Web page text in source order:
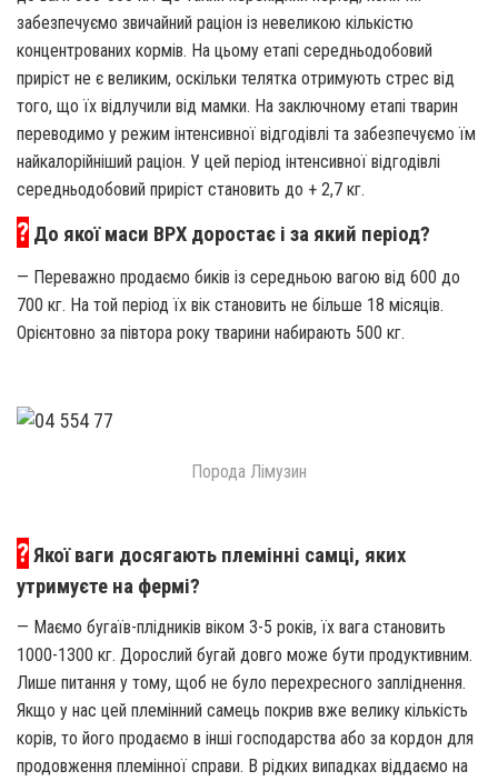
забезпечуємо звичайний раціон із невеликою кількістю
концентрованих кормів. На цьому етапі середньодобовий
приріст не є великим, оскільки телятка отримують стрес від
того, що їх відлучили від мамки. На заключному етапі тварин
переводимо у режим інтенсивної відгодівлі та забезпечуємо їм
найкалорійніший раціон. У цей період інтенсивної відгодівлі
середньодобовий приріст становить до + 2,7 кг.
? До якої маси ВРХ доростає і за який період?
— Переважно продаємо биків із середньою вагою від 600 до
700 кг. На той період їх вік становить не більше 18 місяців.
Орієнтовно за півтора року тварини набирають 500 кг.
Порода Лімузин
?Якої ваги досягають племінні самці, яких
утримуєте на фермі?
— Маємо бугаїв-плідників віком 3-5 років, їх вага становить
1000-1300 кг. Дорослий бугай довго може бути продуктивним.
Лише питання у тому, щоб не було перехресного запліднення.
Якщо у нас цей племінний самець покрив вже велику кількість
корів, то його продаємо в інші господарства або за кордон для
продовження племінної справи. В рідких випадках віддаємо на